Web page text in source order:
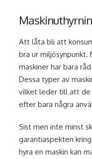
Att låta bli att
bra ur miljösynpunkt.
maskiner har bara
Dessa typer av
vilket leder till att de
efter bara några
Sist men inte minst
garantiaspekten
hyra en maskin kan